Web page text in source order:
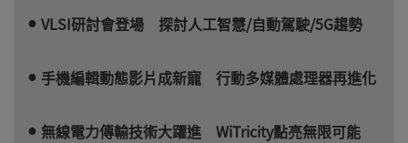
VLSI研討會登場 探討人工智慧/自動駕駛/5G趨勢
手機編輯動態影片成新寵 行動多媒體處理器再進化
無線電力傳輸技術大躍進 WiTricity點亮無限可能